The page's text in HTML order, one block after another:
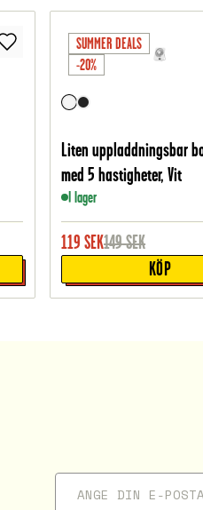
SUMMER DEALS
-20%
Liten uppladdningsbar
med 5 hastigheter, Vit
I lager
119 SEK149SEK
KÖP